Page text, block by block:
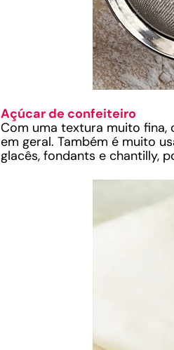
Açúcar de confeiteiro
Com uma textura muito fina,
em geral. Também é muito
glacês, fondants e chantilly,